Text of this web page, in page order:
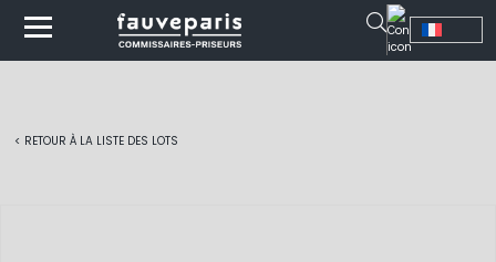
< RETOUR À LA LISTE DES LOTS